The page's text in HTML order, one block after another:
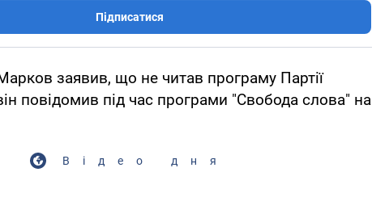
Підписатися
заявив, що не читав програму Партії
повідомив під час програми "Свобода слова" на
Відео дня